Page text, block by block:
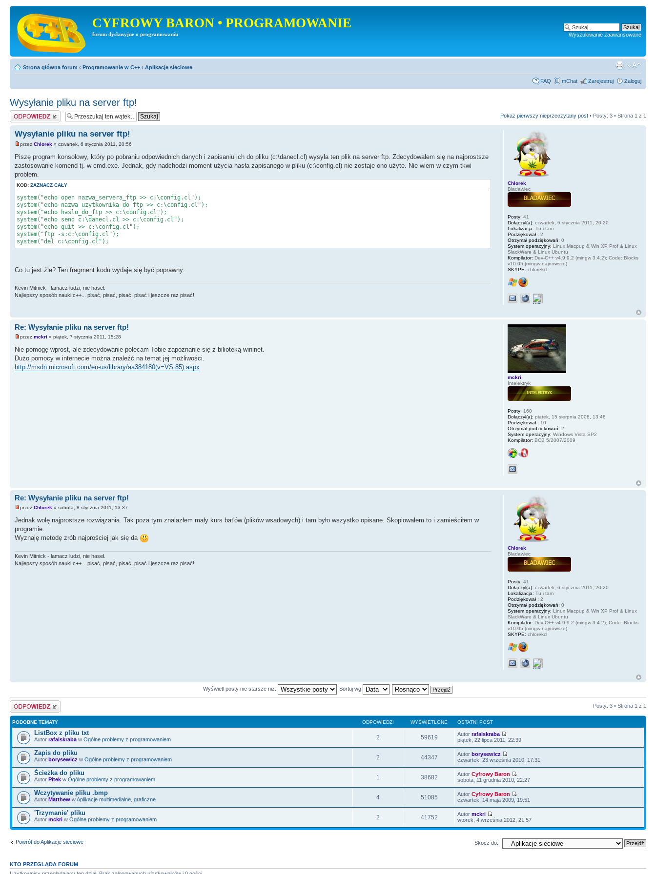
CYFROWY BARON • PROGRAMOWANIE
forum dyskusyjne o programowaniu Wyszukiwanie zaawansowane
Strona główna forum ‹ Programowanie w C++ ‹ Aplikacje sieciowe
FAQ mChat Zarejestruj Zaloguj
Wysyłanie pliku na server ftp!
Odpowiedz Pokaż pierwszy nieprzeczytany post • Posty: 3 • Strona 1 z 1
Wysyłanie pliku na server ftp!
przez Chlorek » czwartek, 6 stycznia 2011, 20:56
Piszę program konsolowy, który po pobraniu odpowiednich danych i zapisaniu ich do pliku (c:\danecl.cl) wysyła ten plik na server ftp. Zdecydowałem się na najprostsze
zastosowanie komend tj. w cmd.exe. Jednak, gdy nadchodzi moment użycia hasła zapisanego w pliku (c:\config.cl) nie zostaje ono użyte. Nie wiem w czym tkwi
problem.
KOD: ZAZNACZ CAŁY
system("echo open nazwa_servera_ftp >> c:\config.cl");
system("echo nazwa_uzytkownika_do_ftp >> c:\config.cl");
system("echo haslo_do_ftp >> c:\config.cl");
system("echo send c:\danecl.cl >> c:\config.cl");
system("echo quit >> c:\config.cl");
system("ftp -s:c:\config.cl");
system("del c:\config.cl");
Co tu jest źle? Ten fragment kodu wydaje się być poprawny.
Kevin Mitnick - łamacz ludzi, nie haseł.
Najlepszy sposób nauki c++... pisać, pisać, pisać, pisać i jeszcze raz pisać!
Chlorek
Bladawiec
Posty: 41
Dołączył(a): czwartek, 6 stycznia 2011, 20:20
Lokalizacja: Tu i tam
Podziękował : 2
Otrzymał podziękowań: 0
System operacyjny: Linux Macpup & Win XP Prof & Linux
SlackWare & Linux Ubuntu
Kompilator: Dev-C++ v4.9.9.2 (mingw 3.4.2); Code::Blocks
v10.05 (mingw najnowsze)
SKYPE: chlorekcl
Re: Wysyłanie pliku na server ftp!
przez mckri » piątek, 7 stycznia 2011, 15:28
Nie pomogę wprost, ale zdecydowanie polecam Tobie zapoznanie się z bilioteką wininet.
Dużo pomocy w internecie można znaleźć na temat jej możliwości.
http://msdn.microsoft.com/en-us/library/aa384180(v=VS.85).aspx
mckri
Intelektryk
Posty: 160
Dołączył(a): piątek, 15 sierpnia 2008, 13:48
Podziękował : 10
Otrzymał podziękowań: 2
System operacyjny: Windows Vista SP2
Kompilator: BCB 5/2007/2009
Re: Wysyłanie pliku na server ftp!
przez Chlorek » sobota, 8 stycznia 2011, 13:37
Jednak wolę najprostsze rozwiązania. Tak poza tym znalazłem mały kurs bat'ów (plików wsadowych) i tam było wszystko opisane. Skopiowałem to i zamieściłem w
programie.
Wyznaję metodę zrób najprościej jak się da
Kevin Mitnick - łamacz ludzi, nie haseł.
Najlepszy sposób nauki c++... pisać, pisać, pisać, pisać i jeszcze raz pisać!
Chlorek
Bladawiec
Posty: 41
Dołączył(a): czwartek, 6 stycznia 2011, 20:20
Lokalizacja: Tu i tam
Podziękował : 2
Otrzymał podziękowań: 0
System operacyjny: Linux Macpup & Win XP Prof & Linux
SlackWare & Linux Ubuntu
Kompilator: Dev-C++ v4.9.9.2 (mingw 3.4.2); Code::Blocks
v10.05 (mingw najnowsze)
SKYPE: chlorekcl
Wyświetl posty nie starsze niż: Sortuj wg
Odpowiedz Posty: 3 • Strona 1 z 1
PODOBNE TEMATY ODPOWIEDZI WYŚWIETLONE OSTATNI POST
ListBox z pliku txt
Autor rafalskraba w Ogólne problemy z programowaniem 2 59619 Autorrafalskraba
piątek, 22 lipca 2011, 22:39
Zapis do pliku
Autor borysewicz w Ogólne problemy z programowaniem 2 44347 Autorborysewicz
czwartek, 23 września 2010, 17:31
Ścieżka do pliku
Autor Pitek w Ogólne problemy z programowaniem 1 38682 AutorCyfrowy Baron
sobota, 11 grudnia 2010, 22:27
Wczytywanie pliku .bmp
Autor Matthew wAplikacje multimedialne, graficzne 4 51085 AutorCyfrowy Baron
czwartek, 14 maja 2009, 19:51
'Trzymanie' pliku
Autor mckri w Ogólne problemy z programowaniem 2 41752 Autormckri
wtorek, 4 września 2012, 21:57
Powrót do Aplikacje sieciowe Skocz do:
KTO PRZEGLĄDA FORUM